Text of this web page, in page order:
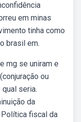
em minas
tinha como
brasil em.
mg se uniram e
ou
seria.
da
Política fiscal da